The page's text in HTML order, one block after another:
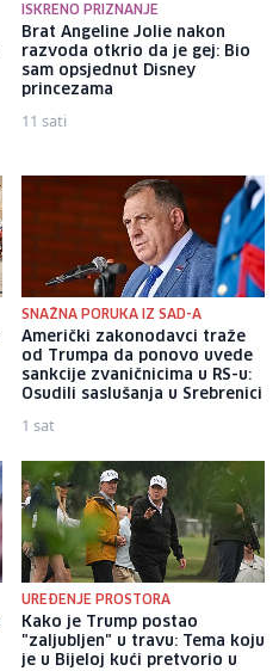
ISKRENO PRIZNANJE
Brat Angeline Jolie nakon
razvoda otkrio da je gej: Bio
sam opsjednut Disney
princezama
11 sati
SNAŽNA PORUKA IZ SAD-A
Američki zakonodavci traže
od Trumpa da ponovo uvede
sankcije zvaničnicima u RS-u:
Osudili saslušanja u Srebrenici
1 sat
UREĐENJE PROSTORA
Kako je Trump postao
"zaljubljen" u travu: Tema koju
je u Bijeloj kući pretvorio u